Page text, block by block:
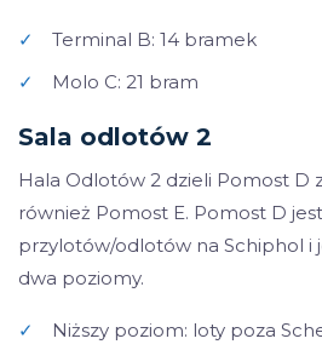
✓
Terminal B: 14 bramek
✓
Molo C: 21 bram
Sala odlotów 2
Hala Odlotów 2 dzieli Pomost D
również Pomost E. Pomost D
przylotów/odlotów na Schiphol i
dwa poziomy.
✓
Niższy poziom: loty poza